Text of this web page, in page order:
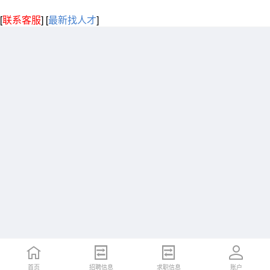
[联系客服] [最新找人才]
首页 招聘信息 求职信息 账户